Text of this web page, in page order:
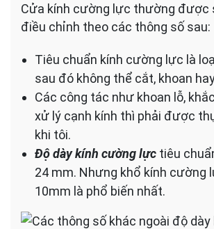
Cửa kính cường lực thường được
điều chỉnh theo các thông số sau:
Tiêu chuẩn kính cường lực là
sau đó không thể cắt, khoan
Các công tác như khoan lỗ,
xử lý cạnh kính thì phải được
khi tôi.
Độ dày kính cường lực tiêu
24 mm. Nhưng khổ kính cường
10mm là phổ biến nhất.